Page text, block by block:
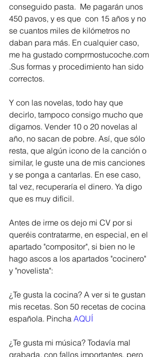
conseguido pasta.  Me pagarán unos
450 pavos, y es que  con 15 años y no
se cuantos miles de kilómetros no
daban para más. En cualquier caso,
me ha gustado comprmostucoche.com
.Sus formas y procedimiento han sido
correctos.
Y con las novelas, todo hay que
decirlo, tampoco consigo mucho que
digamos. Vender 10 o 20 novelas al
año, no sacan de pobre. Así, que sólo
resta, que algún icono de la canción o
similar, le guste una de mis canciones
y se ponga a cantarlas. En ese caso,
tal vez, recuperaría el dinero. Ya digo
que es muy difícil.
Antes de irme os dejo mi CV por si
queréis contratarme, en especial, en el
apartado "compositor", si bien no le
hago ascos a los apartados "cocinero"
y "novelista":
¿Te gusta la cocina? A ver si te gustan
mis recetas. Son 50 recetas de cocina
española. Pincha AQUÍ
¿Te gusta mi música? Todavía mal
grabada, con fallos importantes, pero